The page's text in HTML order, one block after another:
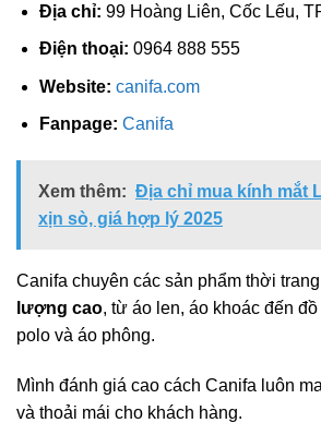
Địa chỉ: 99 Hoàng Liên, Cốc Lếu,
Điện thoại: 0964 888 555
Website: canifa.com
Fanpage: Canifa
Xem thêm: Địa chỉ mua kính mắt
xịn sò, giá hợp lý 2025
Canifa chuyên các sản phẩm thời
lượng cao, từ áo len, áo khoác đến
polo và áo phông.
Mình đánh giá cao cách Canifa luôn
và thoải mái cho khách hàng.